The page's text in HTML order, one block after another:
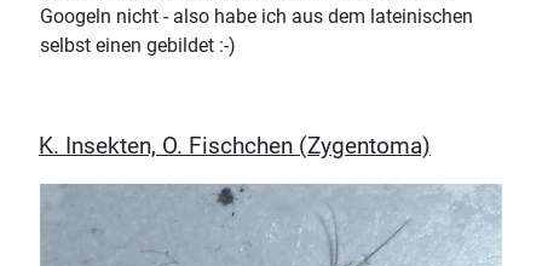
Googeln nicht - also habe ich aus dem lateinischen
selbst einen gebildet :-)
K. Insekten, O. Fischchen (Zygentoma)